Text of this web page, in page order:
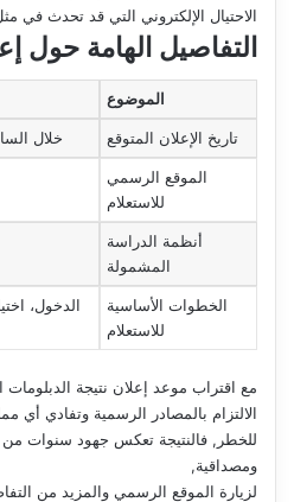
الاحتيال الإلكتروني التي قد تحدث في
التفاصيل الهامة حول
الموضوع
تاريخ الإعلان المتوقع خلال
الموقع الرسمي
للاستعلام
أنظمة الدراسة
المشمولة
الخطوات الأساسية
للاستعلام
الدخول،
مع اقتراب موعد إعلان نتيجة
الالتزام بالمصادر الرسمية وتفادي أي
للخطر, فالنتيجة تعكس جهود سنوات من
ومصداقية,
لزيارة الموقع الرسمي والمزيد من